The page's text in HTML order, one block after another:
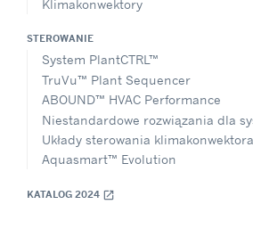
Klimakonwektory
STEROWANIE
System PlantCTRL™
TruVu™ Plant Sequencer
ABOUND™ HVAC Performance
Niestandardowe rozwiązania dla
Układy sterowania
Aquasmart™ Evolution
KATALOG 2024 open_in_new